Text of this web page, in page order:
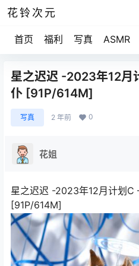
花铃次元
首页 福利 写真 ASMR
星之迟迟 -2023年12月
仆 [91P/614M]
写真 2 年前 0
花姐
星之迟迟 -2023年12月计划C
[91P/614M]